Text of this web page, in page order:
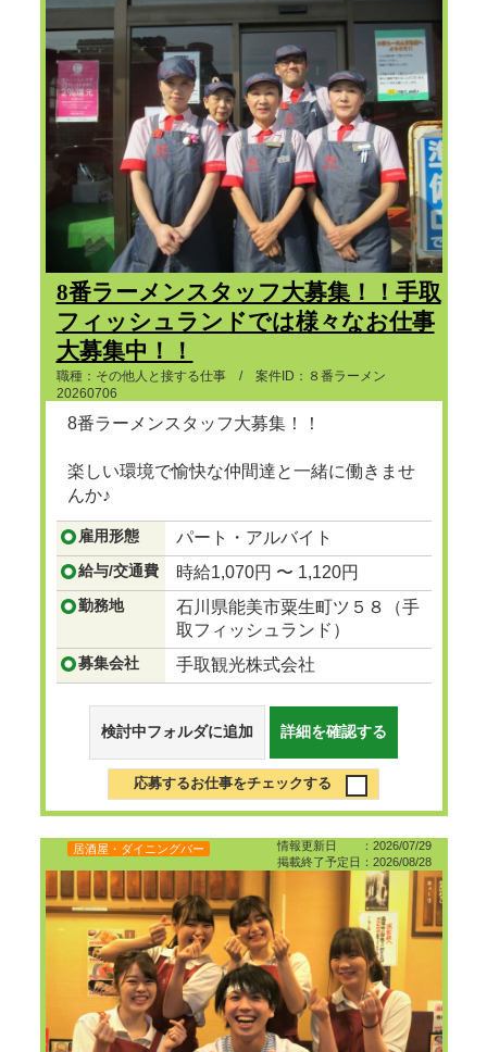
8番ラーメンスタッフ大募集！！手取
フィッシュランドでは様々なお仕事
大募集中！！
職種：その他人と接する仕事 / 案件ID：８番ラーメン
20260706
8番ラーメンスタッフ大募集！！
楽しい環境で愉快な仲間達と一緒に働きませ
んか♪
...つづきを見る
雇用形態 パート・アルバイト
給与/交通費 時給1,070円 〜 1,120円
勤務地
石川県能美市粟生町ツ５８（手
取フィッシュランド）
募集会社 手取観光株式会社
検討中フォルダに追加 詳細を確認する
応募するお仕事をチェックする
情報更新日 ：2026/07/29
掲載終了予定日：2026/08/28
居酒屋・ダイニングバー